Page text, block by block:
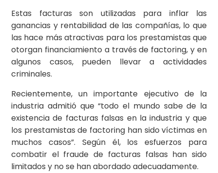
Estas facturas son utilizadas para inflar las
ganancias y rentabilidad de las compañías, lo que
las hace más atractivas para los prestamistas que
otorgan financiamiento a través de factoring, y en
algunos casos, pueden llevar a actividades
criminales.
Recientemente, un importante ejecutivo de la
industria admitió que “todo el mundo sabe de la
existencia de facturas falsas en la industria y que
los prestamistas de factoring han sido víctimas en
muchos casos”. Según él, los esfuerzos para
combatir el fraude de facturas falsas han sido
limitados y no se han abordado adecuadamente.